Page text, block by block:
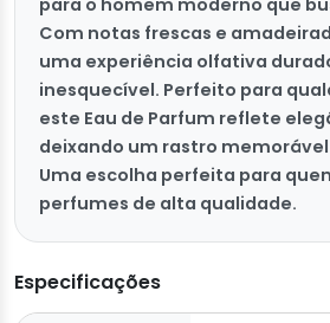
para o homem moderno que
Com notas frescas e
uma experiência olfativa
inesquecível. Perfeito para
este Eau de Parfum reflete
deixando um rastro
Uma escolha perfeita para
perfumes de alta qualidade.
Especificações